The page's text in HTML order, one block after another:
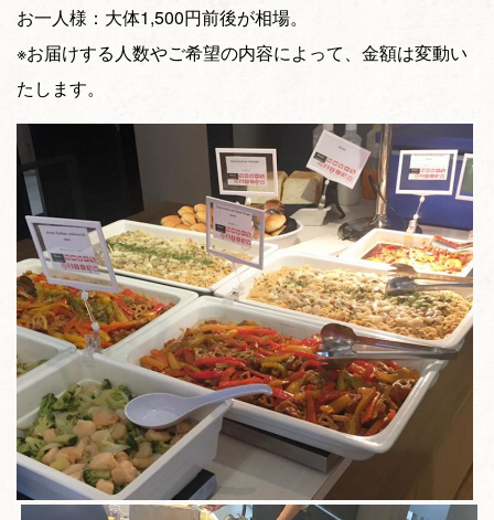
お一人様：大体1,500円前後が相場。
※お届けする人数やご希望の内容によって、金額は変動い
たします。